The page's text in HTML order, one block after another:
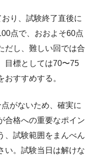
り、試験終了直後に
点で、おおよそ60点
だし、難しい回では合
目標としては70〜75
すすめする。
がないため、確実に
合格への重要なポイン
、試験範囲をまんべん
い。試験当日は解けな